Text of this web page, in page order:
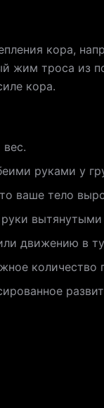
кора,
жим троса из
кора.
руками у
ваше тело
вытянутыми
движению в
количество